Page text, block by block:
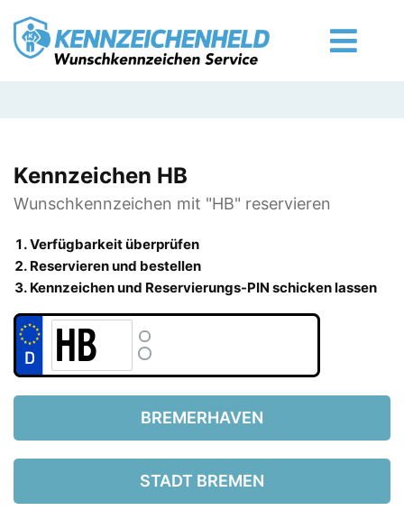
Kennzeichen HB
Wunschkennzeichen mit "HB" reservieren
Verfügbarkeit überprüfen
Reservieren und bestellen
Kennzeichen und Reservierungs-PIN schicken lassen
BREMERHAVEN
STADT BREMEN